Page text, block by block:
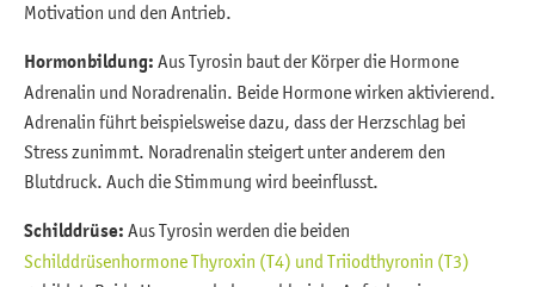
Motivation und den Antrieb.
Hormonbildung: Aus Tyrosin baut der Körper die Hormone
Adrenalin und Noradrenalin. Beide Hormone wirken aktivierend.
Adrenalin führt beispielsweise dazu, dass der Herzschlag bei
Stress zunimmt. Noradrenalin steigert unter anderem den
Blutdruck. Auch die Stimmung wird beeinflusst.
Schilddrüse: Aus Tyrosin werden die beiden
Schilddrüsenhormone Thyroxin (T4) und Triiodthyronin (T3)